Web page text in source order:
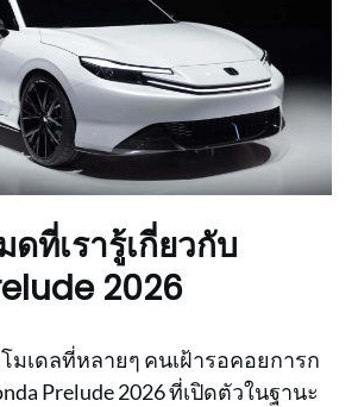
ที่เรารู้เกี่ยวกับ
2026
มเดลที่หลายๆ คนเฝ้ารอคอยการก
Prelude 2026 ที่เปิดตัวในฐานะ